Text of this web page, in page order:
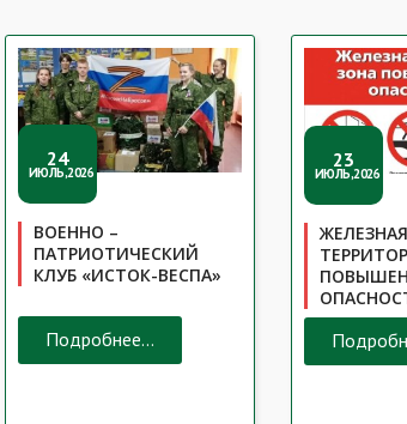
24
ИЮЛЬ,2026
ВОЕННО –
ПАТРИОТИЧЕСКИЙ
КЛУБ «ИСТОК-ВЕСПА»
Подробнее...
23
ИЮЛЬ,2026